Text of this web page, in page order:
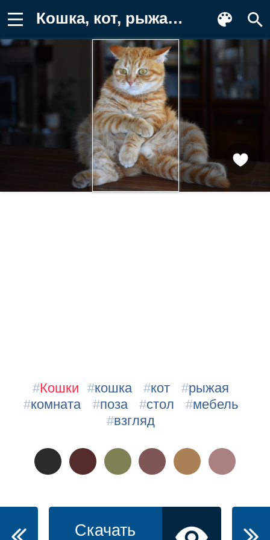
Кошка, кот, рыжая, комната, поза, стол Обои на телефон
#Кошки #кошка #кот #рыжая
#комната #поза #стол #мебель
#взгляд
Скачать